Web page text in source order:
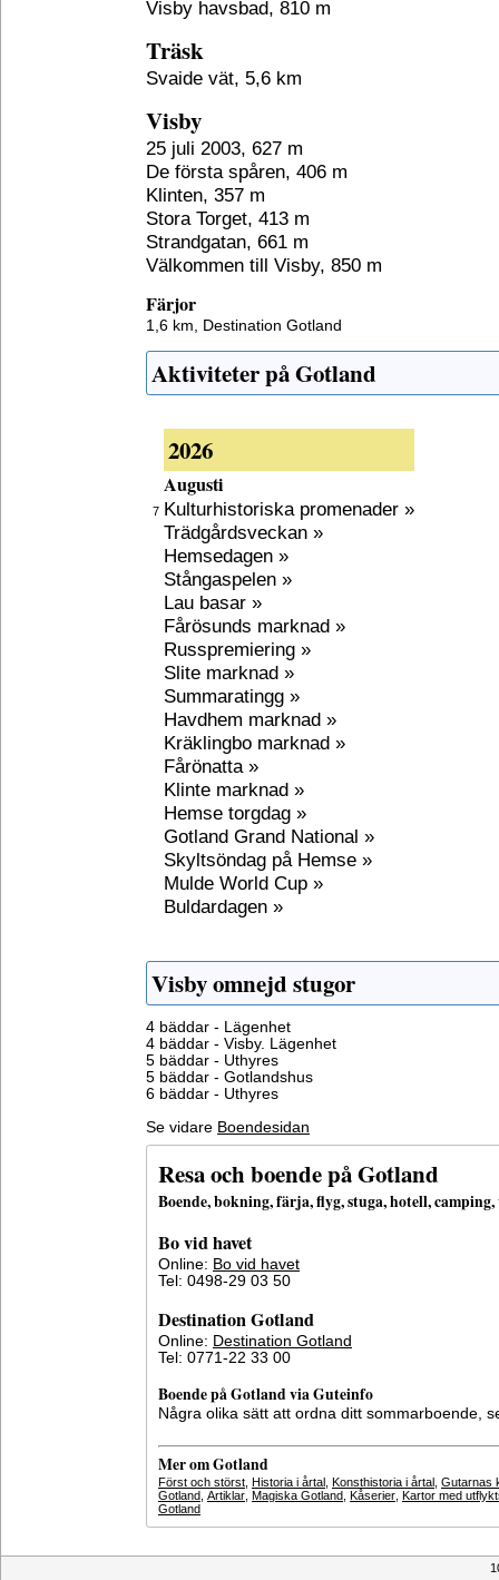
Visby havsbad, 810 m
Träsk
Svaide vät, 5,6 km
Visby
25 juli 2003, 627 m
De första spåren, 406 m
Klinten, 357 m
Stora Torget, 413 m
Strandgatan, 661 m
Välkommen till Visby, 850 m
Färjor
1,6 km, Destination Gotland
Aktiviteter på Gotland
2026
Augusti
7 Kulturhistoriska promenader »
Trädgårdsveckan »
Hemsedagen »
Stångaspelen »
Lau basar »
Fårösunds marknad »
Russpremiering »
Slite marknad »
Summaratingg »
Havdhem marknad »
Kräklingbo marknad »
Fårönatta »
Klinte marknad »
Hemse torgdag »
Gotland Grand National »
Skyltsöndag på Hemse »
Mulde World Cup »
Buldardagen »
Visby omnejd stugor
4 bäddar - Lägenhet
4 bäddar - Visby. Lägenhet
5 bäddar - Uthyres
5 bäddar - Gotlandshus
6 bäddar - Uthyres
Se vidare Boendesidan
Resa och boende på Gotland
Boende, bokning, färja, flyg, stuga, hotell,
Bo vid havet
Online: Bo vid havet
Tel: 0498-29 03 50
Destination Gotland
Online: Destination Gotland
Tel: 0771-22 33 00
Boende på Gotland via Guteinfo
Några olika sätt att ordna ditt sommarboende,
Mer om Gotland
Först och störst Historia i årtal Konsthistoria i årtal Gutarnas
Gotland Artiklar Magiska Gotland Kåserier Kartor med
Gotland